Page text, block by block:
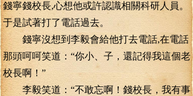
錢寧錢校長,心想他或許認識相關科研人員。
于是試著打了電話過去。
錢寧沒想到李毅會給他打去電話,在電話
那頭呵呵笑道：“你小、子，還記得我這個老
校長啊！”
李毅笑道：“不敢忘啊！錢校長，我有事